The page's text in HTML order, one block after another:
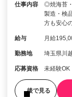
仕事内容
◎焼海苔
製造・検
方も安心
給与 月給
勤務地 埼玉県川
応募資格 未経験OK
後で見る